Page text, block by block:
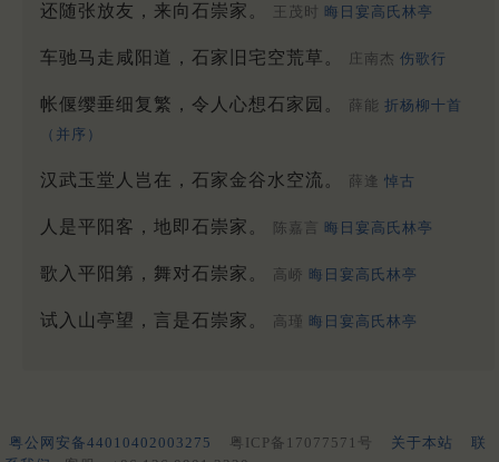
还随张放友，来向石崇家。 王茂时 晦日宴高氏林亭
车驰马走咸阳道，石家旧宅空荒草。 庄南杰 伤歌行
帐偃缨垂细复繁，令人心想石家园。 薛能 折杨柳十首
（并序）
汉武玉堂人岂在，石家金谷水空流。 薛逢 悼古
人是平阳客，地即石崇家。 陈嘉言 晦日宴高氏林亭
歌入平阳第，舞对石崇家。 高峤 晦日宴高氏林亭
试入山亭望，言是石崇家。 高瑾 晦日宴高氏林亭
粤公网安备44010402003275 粤ICP备17077571号 关于本站
联